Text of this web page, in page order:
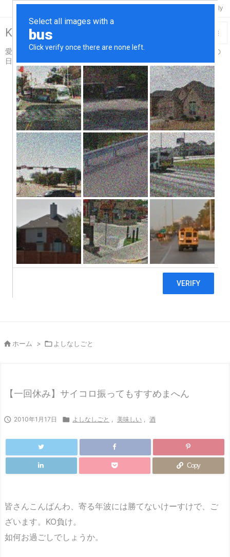
Keisuke-Remix>R18
愛車スカイライン＆コペンと温泉と酒と烏賊釣り触手吸盤プレイの
日々…for Adults仕様


メニュ

サイド

前へ

次へ

検索
Feedly
 ホーム >  よしなしごと
【一回休み】サイコロ振ってもすすめまへん
 2010年1月17日  よしなしごと , 美味しい , 酒
Copy
皆さんこんばんわ、寄る年波には勝てないけーすけで、ご
ざいます。KO負け。
如何お過ごしでしょうか。